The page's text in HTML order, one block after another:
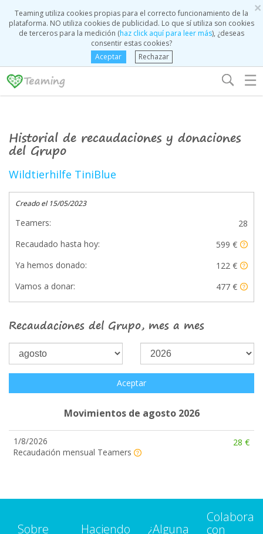
×
Teaming utiliza cookies propias para el correcto funcionamiento de la
plataforma. NO utiliza cookies de publicidad. Lo que sí utiliza son cookies
de terceros para la medición (haz click aquí para leer más), ¿deseas
consentir estas cookies?
Aceptar
Rechazar
☰
Historial de recaudaciones y donaciones
del Grupo
Wildtierhilfe TiniBlue
Creado el 15/05/2023
Teamers:
28
Recaudado hasta hoy:
599 €
Ya hemos donado:
122 €
Vamos a donar:
477 €
Recaudaciones del Grupo, mes a mes
Aceptar
Movimientos de agosto 2026
1/8/2026
Recaudación mensual Teamers
28 €
Sobre
Haciendo
¿Alguna
Colabora
con